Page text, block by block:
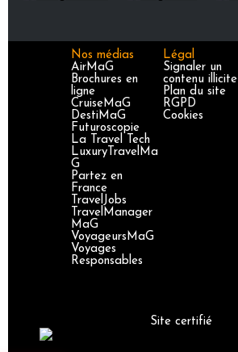
Nos médias
AirMaG
Brochures en
ligne
CruiseMaG
DestiMaG
Futuroscopie
La Travel Tech
LuxuryTravelMa
G
Partez en
France
TravelJobs
TravelManager
MaG
VoyageursMaG
Voyages
Responsables
Légal
Signaler un
contenu illicite
Plan du site
RGPD
Cookies
Site certifié